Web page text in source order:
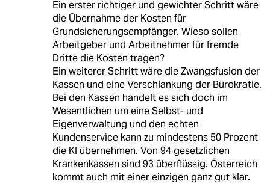
Ein erster richtiger und gewichter Schritt wäre
die Übernahme der Kosten für
Grundsicherungsempfänger. Wieso sollen
Arbeitgeber und Arbeitnehmer für fremde
Dritte die Kosten tragen?
Ein weiterer Schritt wäre die Zwangsfusion der
Kassen und eine Verschlankung der Bürokratie.
Bei den Kassen handelt es sich doch im
Wesentlichen um eine Selbst- und
Eigenverwaltung und den echten
Kundenservice kann zu mindestens 50 Prozent
die KI übernehmen. Von 94 gesetzlichen
Krankenkassen sind 93 überflüssig. Österreich
kommt auch mit einer einzigen ganz gut klar.